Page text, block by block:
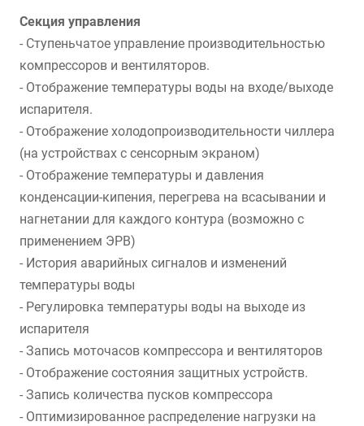
Секция управления
- Ступеньчатое управление производительностью
компрессоров и вентиляторов.
- Отображение температуры воды на входе/выходе
испарителя.
- Отображение холодопроизводительности чиллера
(на устройствах с сенсорным экраном)
- Отображение температуры и давления
конденсации-кипения, перегрева на всасывании и
нагнетании для каждого контура (возможно с
применением ЭРВ)
- История аварийных сигналов и изменений
температуры воды
- Регулировка температуры воды на выходе из
испарителя
- Запись моточасов компрессора и вентиляторов
- Отображение состояния защитных устройств.
- Запись количества пусков компрессора
- Оптимизированное распределение нагрузки на